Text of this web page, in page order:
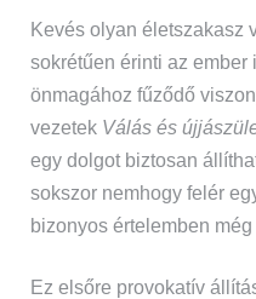
Kevés olyan életszakasz
sokrétűen érinti az
önmagához fűződő
vezetek Válás és
egy dolgot biztosan
sokszor nemhogy felér
bizonyos értelemben
Ez elsőre provokatív